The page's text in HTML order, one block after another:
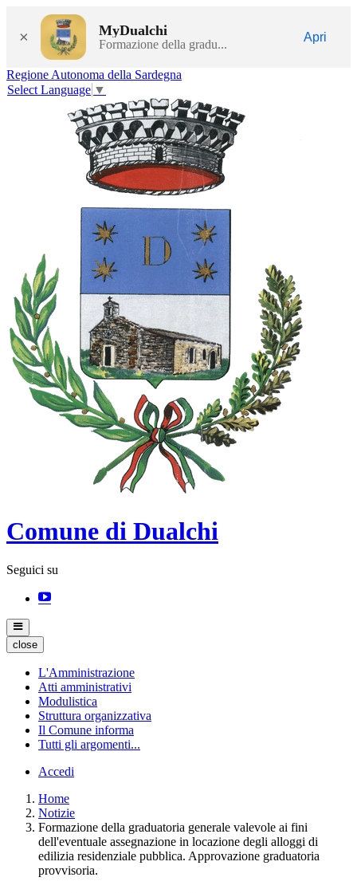
× MyDualchi
Formazione della gradu...
Apri
Regione Autonoma della Sardegna
Select Language ▼
Comune di Dualchi
Seguici su
close
L'Amministrazione
Atti amministrativi
Modulistica
Struttura organizzativa
Il Comune informa
Tutti gli argomenti...
Accedi
Home
Notizie
Formazione della graduatoria generale valevole ai fini
dell'eventuale assegnazione in locazione degli alloggi di
edilizia residenziale pubblica. Approvazione graduatoria
provvisoria.